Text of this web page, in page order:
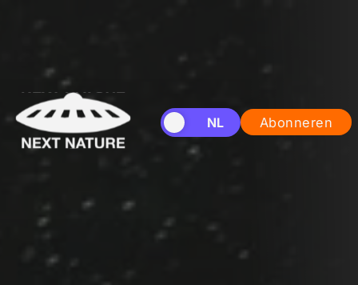
EN NL Abonneren